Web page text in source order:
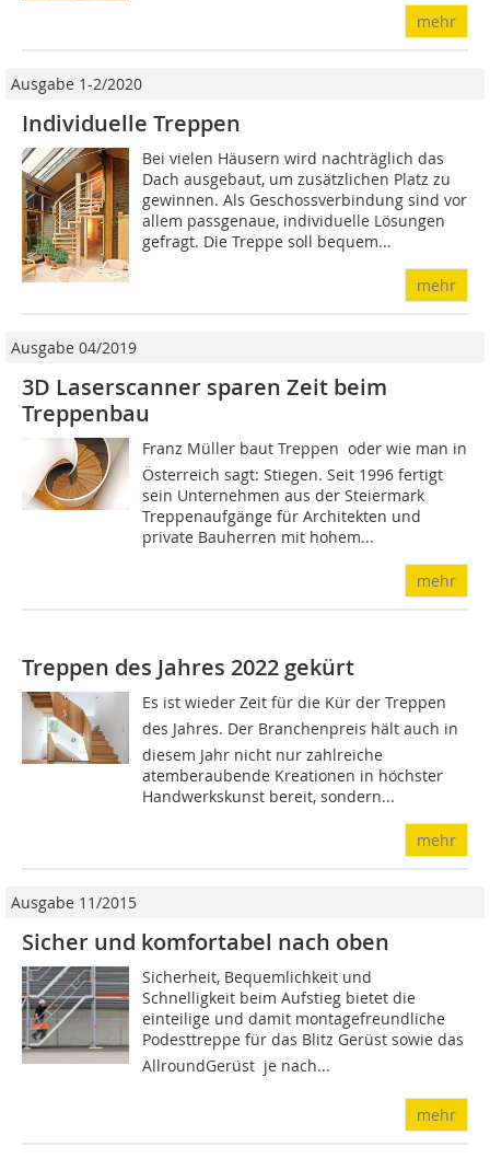
mehr
Ausgabe 1-2/2020
Individuelle Treppen
Bei vielen Häusern wird nachträglich das
Dach ausgebaut, um zusätzlichen Platz zu
gewinnen. Als Geschossverbindung sind vor
allem passgenaue, individuelle Lösungen
gefragt. Die Treppe soll bequem...
mehr
Ausgabe 04/2019
3D Laserscanner sparen Zeit beim
Treppenbau
Franz Müller baut Treppen  oder wie man in
Österreich sagt: Stiegen. Seit 1996 fertigt
sein Unternehmen aus der Steiermark
Treppenaufgänge für Architekten und
private Bauherren mit hohem...
mehr
Treppen des Jahres 2022 gekürt
Es ist wieder Zeit für die Kür der Treppen
des Jahres. Der Branchenpreis hält auch in
diesem Jahr nicht nur zahlreiche
atemberaubende Kreationen in höchster
Handwerkskunst bereit, sondern...
mehr
Ausgabe 11/2015
Sicher und komfortabel nach oben
Sicherheit, Bequemlichkeit und
Schnelligkeit beim Aufstieg bietet die
einteilige und damit montagefreundliche
Podesttreppe für das Blitz Gerüst sowie das
AllroundGerüst  je nach...
mehr